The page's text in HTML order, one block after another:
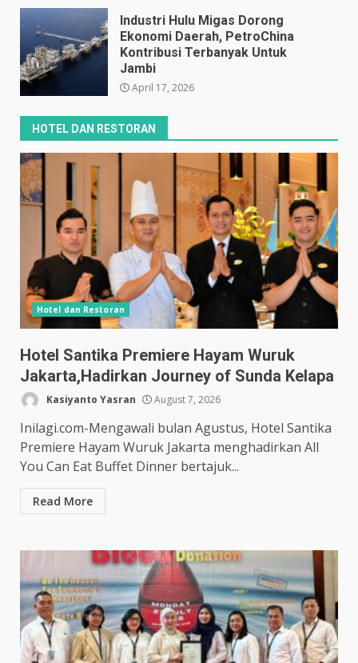
Industri Hulu Migas Dorong
Ekonomi Daerah, PetroChina
Kontribusi Terbanyak Untuk
Jambi
April 17, 2026
HOTEL DAN RESTORAN
Hotel dan Restoran
Hotel Santika Premiere Hayam Wuruk
Jakarta,Hadirkan Journey of Sunda Kelapa
Kasiyanto Yasran August 7, 2026
Inilagi.com-Mengawali bulan Agustus, Hotel Santika
Premiere Hayam Wuruk Jakarta menghadirkan All
You Can Eat Buffet Dinner bertajuk...
Read More